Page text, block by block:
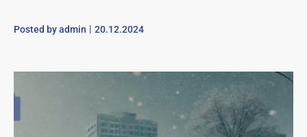
Posted byadmin 20.12.2024